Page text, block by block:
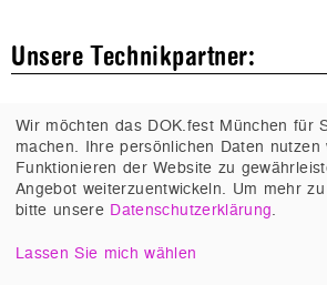
Unsere Technikpartner:
Wir möchten das DOK.fest München für
machen. Ihre persönlichen Daten nutzen
Funktionieren der Website zu
Angebot weiterzuentwickeln. Um mehr
bitte unsere Datenschutzerklärung.
Lassen Sie mich wählen